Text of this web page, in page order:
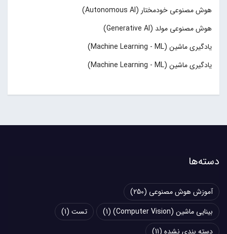
هوش مصنوعی خودمختار (Autonomous AI)
هوش مصنوعی مولد (Generative AI)
یادگیری ماشین (Machine Learning - ML)
یادگیری ماشین (Machine Learning - ML)
دسته‌ها
آموزش هوش مصنوعی (250)
بینایی ماشین (Computer Vision)
(1) تست (1)
دسته بندی نشده (11)